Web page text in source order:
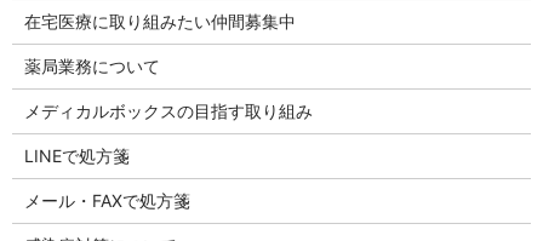
在宅医療に取り組みたい仲間募集中
薬局業務について
メディカルボックスの目指す取り組み
LINEで処方箋
メール・FAXで処方箋